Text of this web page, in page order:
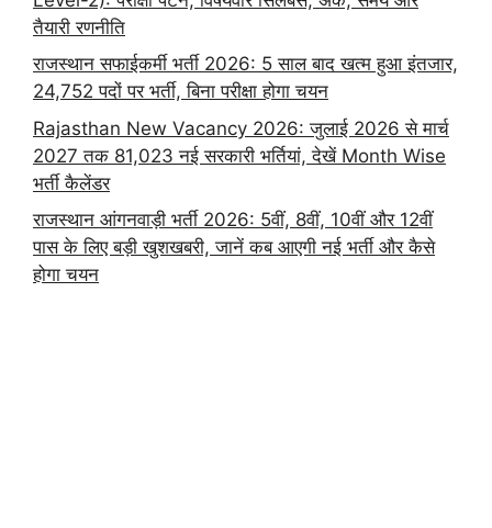
तैयारी रणनीति
राजस्थान सफाईकर्मी भर्ती 2026: 5 साल बाद खत्म हुआ इंतजार,
24,752 पदों पर भर्ती, बिना परीक्षा होगा चयन
Rajasthan New Vacancy 2026: जुलाई 2026 से मार्च
2027 तक 81,023 नई सरकारी भर्तियां, देखें Month Wise
भर्ती कैलेंडर
राजस्थान आंगनवाड़ी भर्ती 2026: 5वीं, 8वीं, 10वीं और 12वीं
पास के लिए बड़ी खुशखबरी, जानें कब आएगी नई भर्ती और कैसे
होगा चयन